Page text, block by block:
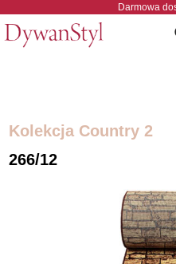
Darmowa
Kolekcja Country 2
266/12